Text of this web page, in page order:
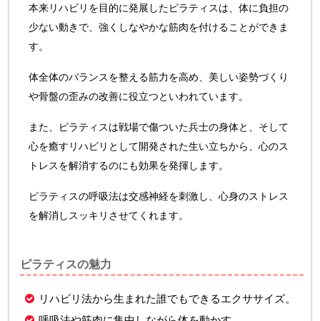
本来リハビリを目的に発展したピラティスは、体に負担の
少ない動きで、強くしなやかな筋肉を付けることができま
す。
体全体のバランスを整える筋力を高め、美しい姿勢づくり
や骨盤の歪みの改善に役立つといわれています。
また、ピラティスは戦場で傷ついた兵士の身体と、そして
心を癒すリハビリとして開発された生い立ちから、心のス
トレスを解消するのにも効果を発揮します。
ピラティスの呼吸法は交感神経を刺激し、心身のストレス
を解消しスッキリさせてくれます。
ピラティスの魅力
リハビリ法から生まれた誰でもできるエクササイズ。